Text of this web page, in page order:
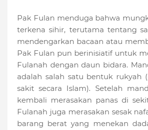
Pak Fulan menduga bahwa
terkena sihir, terutama tentang
mendengarkan bacaan atau
Pak Fulan pun berinisiatif untuk
Fulanah dengan daun bidara.
adalah salah satu bentuk rukyah
sakit secara Islam). Setelah
kembali merasakan panas di
Fulanah juga merasakan sesak
barang berat yang menekan